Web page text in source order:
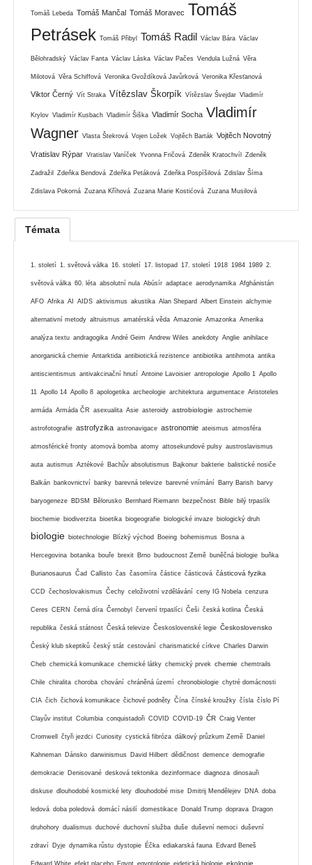
Tomáš Lebeda Tomáš Mančal Tomáš Moravec Tomáš
Petrásek Tomáš Přibyl Tomáš Radil Václav Bára Václav
Bělohradský Václav Fanta Václav Láska Václav Pačes Vendula Lužná Věra
Milotová Věra Schiffová Veronika Gvoždíková Javůrková Veronika Křesťanová
Viktor Černý Vít Straka Vítězslav Škorpík Vítězslav Švejdar Vladimír
Krylov Vladimír Kusbach Vladimír Šiška Vladimír Socha Vladimír
Wagner Vlasta Štekrová Vojen Ložek Vojtěch Barták Vojtěch Novotný
Vratislav Rýpar Vratislav Vaníček Yvonna Fričová Zdeněk Kratochvíl Zdeněk
Zadražil Zdeňka Bendová Zdeňka Petáková Zdeňka Pospíšilová Zdislav Šíma
Zdislava Pokorná Zuzana Kříhová Zuzana Marie Kostićová Zuzana Musilová
Témata
1. století 1. světová válka 16. století 17. listopad 17. století 1918 1984 1989 2.
světová válka 60. léta absolutní nula Abúsír adaptace aerodynamika Afghánistán
AFO Afrika AI AIDS aktivismus akustika Alan Shepard Albert Einstein alchymie
alternativní metody altruismus amatérská věda Amazonie Amazonka Amerika
analýza textu andragogika André Geim Andrew Wiles anekdoty Anglie anihilace
anorganická chemie Antarktida antibiotická rezistence antibiotika antihmota antika
antiscientismus antivakcinační hnutí Antoine Lavoisier antropologie Apollo 1 Apollo
11 Apollo 14 Apollo 8 apologetika archeologie architektura argumentace Aristoteles
armáda Armáda ČR asexualita Asie asteroidy astrobiologie astrochemie
astrofotografie astrofyzika astronavigace astronomie ateismus atmosféra
atmosférické fronty atomová bomba atomy attosekundové pulsy austroslavismus
auta autismus Aztékové Bachův absolutismus Bajkonur bakterie balistické nosiče
Balkán bankovnictví banky barevná televize barevné vnímání Barry Barish barvy
baryogeneze BDSM Bělorusko Bernhard Riemann bezpečnost Bible bilý trpaslík
biochemie biodiverzita bioetika biogeografie biologické invaze biologický druh
biologie biotechnologie Blízký východ Boeing bohemismus Bosna a
Hercegovina botanika bouře brexit Brno budoucnost Země buněčná biologie buňka
Burianosaurus Čad Callisto čas časomíra částice částicová částicová fyzika
CCD čechoslovakismus Čechy celoživotní vzdělávání ceny IG Nobela cenzura
Ceres CERN černá díra Černobyl červení trpaslíci Češi česká kotlina Česká
republika česká státnost Česká televize Československé legie Československo
Český klub skeptiků český stát cestování charismatické církve Charles Darwin
Cheb chemická komunikace chemické látky chemický prvek chemie chemtrails
Chile chiralita choroba chování chráněná území chronobiologie chytré domácnosti
CIA čich čichová komunikace čichové podněty Čína čínské kroužky čísla číslo Pí
Clayův institut Columbia conquistadoři COVID COVID-19 ČR Craig Venter
Cromwell čtyři jezdci Curiosity cystická fibróza dálkový průzkum Země Daniel
Kahneman Dánsko darwinismus David Hilbert dědičnost demence demografie
demokracie Denisované desková tektonika dezinformace diagnoza dinosauři
diskuse dlouhodobé kosmické lety dlouhodobé mise Dmitrij Mendělejev DNA doba
ledová doba poledová domácí násilí domestikace Donald Trump doprava Dragon
druhohory dualismus duchové duchovní služba duše duševní nemoci duševní
zdraví Dyje dynamika růstu dystopie Éčka ediakarská fauna Edvard Beneš
Edward White efekt placebo Egypt egyptologie eidetická biologie ekologie